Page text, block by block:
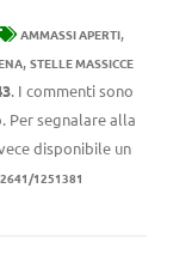
AMMASSI APERTI,
, STELLE MASSICCE
. I commenti sono
Per segnalare alla
disponibile un
1251381